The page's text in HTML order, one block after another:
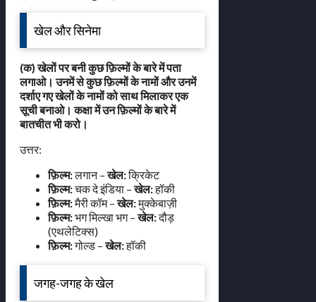
खेल और सिनेमा
(क) खेलों पर बनी कुछ फ़िल्मों के बारे में पता
लगाओ। उनमें से कुछ फ़िल्मों के नामों और उनमें
दर्शाए गए खेलों के नामों को साथ मिलाकर एक
सूची बनाओ। कक्षा में उन फ़िल्मों के बारे में
बातचीत भी करो।
उत्तर:
फ़िल्म:लगान –खेल:क्रिकेट
फ़िल्म:चक दे इंडिया –खेल:हॉकी
फ़िल्म:मैरी कॉम –खेल:मुक्केबाज़ी
फ़िल्म:भग मिल्खा भग –खेल:दौड़
(एथलेटिक्स)
फ़िल्म:गोल्ड –खेल:हॉकी
जगह-जगह के खेल